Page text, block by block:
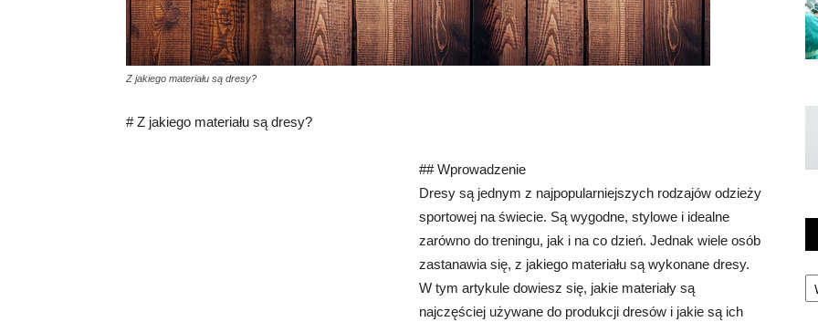
Z jakiego materiału są dresy?
# Z jakiego materiału są dresy?
## Wprowadzenie
Dresy są jednym z najpopularniejszych rodzajów odzieży
sportowej na świecie. Są wygodne, stylowe i idealne
zarówno do treningu, jak i na co dzień. Jednak wiele osób
zastanawia się, z jakiego materiału są wykonane dresy.
W tym artykule dowiesz się, jakie materiały są
najczęściej używane do produkcji dresów i jakie są ich